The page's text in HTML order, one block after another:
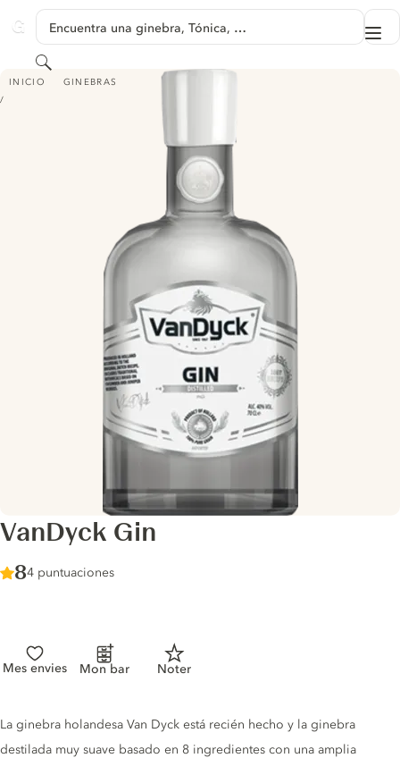
GINVENTORY
Encuentra una ginebra, Tónica, …
Buscar
INICIO GINEBRAS
VANDYCK GIN
VanDyck Gin
Score :
8/ 10
4 puntuaciones
Mes envies Mon bar Noter
Gin description
La ginebra holandesa Van Dyck está recién hecho y la ginebra
destilada muy suave basado en 8 ingredientes con una amplia